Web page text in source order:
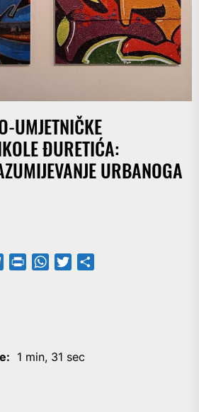
UMJETNIČKE
ĐURETIĆA:
URBANOGA
TelegramPrintFriendly
WhatsApp
Twitter
1 min, 31 sec